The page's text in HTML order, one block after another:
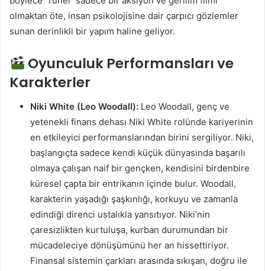
olmaktan öte, insan psikolojisine dair çarpıcı gözlemler
sunan derinlikli bir yapım haline geliyor.
Oyunculuk Performansları ve
Karakterler
Niki White (Leo Woodall): Leo Woodall, genç ve
yetenekli finans dehası Niki White rolünde kariyerinin
en etkileyici performanslarından birini sergiliyor. Niki,
başlangıçta sadece kendi küçük dünyasında başarılı
olmaya çalışan naif bir gençken, kendisini birdenbire
küresel çapta bir entrikanın içinde bulur. Woodall,
karakterin yaşadığı şaşkınlığı, korkuyu ve zamanla
edindiği direnci ustalıkla yansıtıyor. Niki’nin
çaresizlikten kurtuluşa, kurban durumundan bir
mücadeleciye dönüşümünü her an hissettiriyor.
Finansal sistemin çarkları arasında sıkışan, doğru ile